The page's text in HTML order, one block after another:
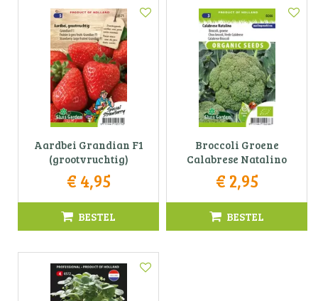
Aardbei Grandian F1
(grootvruchtig)
€ 4,95
BESTEL
Broccoli Groene
Calabrese Natalino
€ 2,95
BESTEL